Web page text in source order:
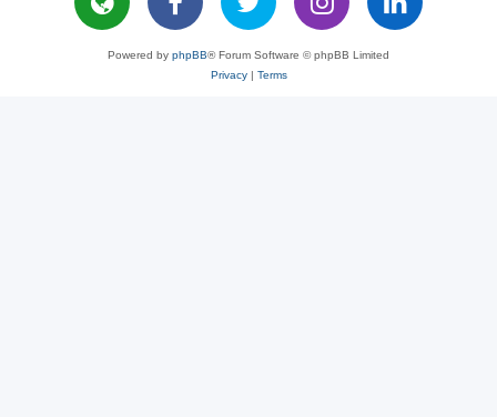
Powered by phpBB® Forum Software © phpBB Limited
Privacy| Terms